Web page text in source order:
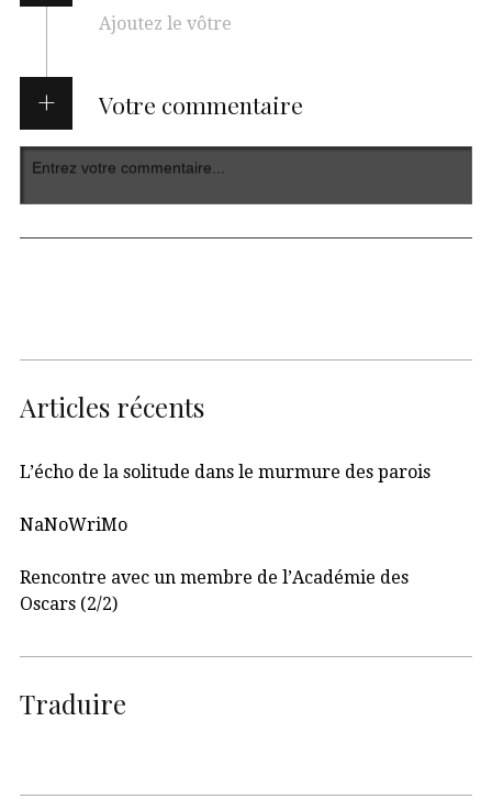
Ajoutez le vôtre
Votre commentaire
Articles récents
L’écho de la solitude dans le murmure des parois
NaNoWriMo
Rencontre avec un membre de l’Académie des
Oscars (2/2)
Traduire